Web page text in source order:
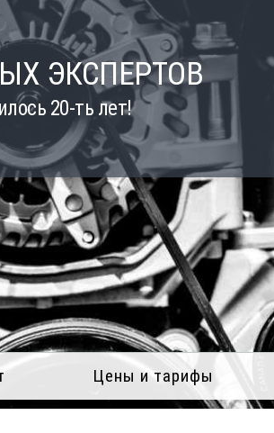
ЭКСПЕРТОВ
20-ть лет!
Цены и тарифы